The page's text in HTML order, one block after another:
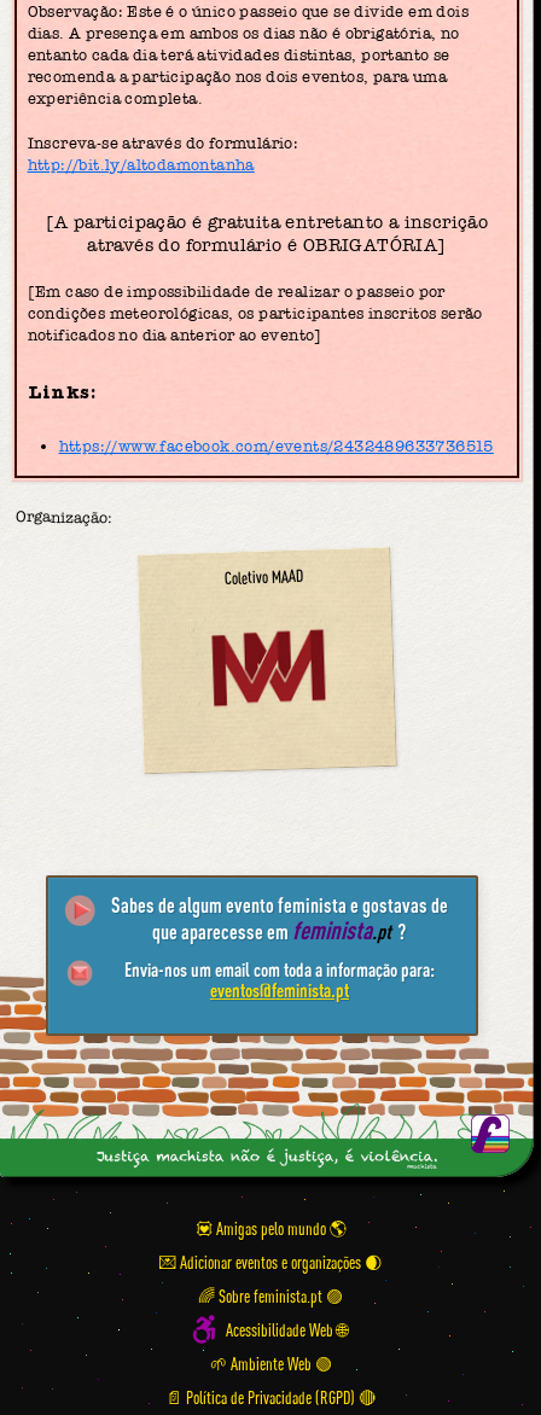
Observação: Este é o único passeio que se divide em dois
dias. A presença em ambos os dias não é obrigatória, no
entanto cada dia terá atividades distintas, portanto se
recomenda a participação nos dois eventos, para uma
experiência completa.
Inscreva-se através do formulário:
http://bit.ly/altodamontanha
[A participação é gratuita entretanto a inscrição
através do formulário é OBRIGATÓRIA]
[Em caso de impossibilidade de realizar o passeio por
condições meteorológicas, os participantes inscritos serão
notificados no dia anterior ao evento]
Links:
https://www.facebook.com/events/2432489633736515
Organização:
Coletivo MAAD
Sabes de algum evento feminista e gostavas de
que aparecesse em feminista.pt ?
Envia-nos um email com toda a informação para:
eventos@feminista.pt
💟 Amigas pelo mundo
💌 Adicionar eventos e organizações
🌈 Sobre feminista.pt 🟣
Acessibilidade Web 🌐
🌱 Ambiente Web 🟢
📄 Política de Privacidade (RGPD) 🔴